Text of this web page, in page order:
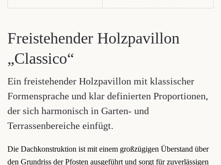
Freistehender Holzpavillon
„Classico“
Ein freistehender Holzpavillon mit klassischer
Formensprache und klar definierten Proportionen,
der sich harmonisch in Garten- und
Terrassenbereiche einfügt.
Die Dachkonstruktion ist mit einem großzügigen Überstand über
den Grundriss der Pfosten ausgeführt und sorgt für zuverlässigen